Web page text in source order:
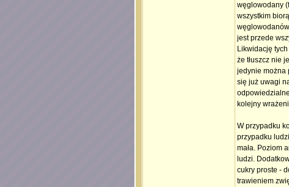
węglowodany
wszystkim
jest przede
Likwidację
że tłuszcz nie
jedynie można
się już uwagi
kolejny
W przypadku
przypadku
mała. Poziom
ludzi.
cukry proste -
trawieniem